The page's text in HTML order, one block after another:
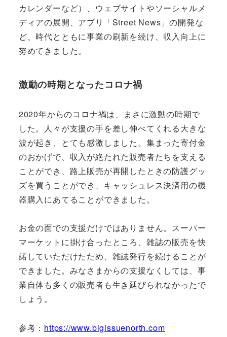
カレンダーなど）、ウェブサイトやソーシャルメ
ディアの展開、アプリ「Street News」の開発な
ど、時代とともに事業の刷新を続け、収入向上に
努めてきました。
激動の時期となったコロナ禍
2020年からのコロナ禍は、まさに激動の時期で
した。人々が支援の手を差し伸べてくれる大きな
波が起き、とても感激しました。集まった寄付金
のおかげで、収入が絶たれた販売者たちを支える
ことができ、路上販売が再開したときの防護グッ
ズを買うことができ、キャッシュレス決済用の機
器購入にあてることができました。
お金の面での支援だけではありません。スーパー
マーケットに掛け合ったところ、雑誌の販売を快
諾していただけたため、雑誌発行を続けることが
できました。みなさまからの支援なくしては、事
業自体も多くの販売者も生き延びられなかったで
しょう。
参考： https://www.bigissuenorth.com